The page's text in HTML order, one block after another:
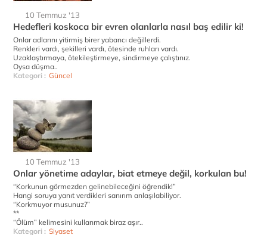
10 Temmuz '13
Hedefleri koskoca bir evren olanlarla nasıl baş edilir ki!
Onlar adlarını yitirmiş birer yabancı değillerdi.
Renkleri vardı, şekilleri vardı, ötesinde ruhları vardı.
Uzaklaştırmaya, ötekileştirmeye, sindirmeye çalıştınız.
Oysa düşma..
Kategori : Güncel
10 Temmuz '13
Onlar yönetime adaylar, biat etmeye değil, korkulan bu!
“Korkunun görmezden gelinebileceğini öğrendik!”
Hangi soruya yanıt verdikleri sanırım anlaşılabiliyor.
“Korkmuyor musunuz?”
**
“Ölüm” kelimesini kullanmak biraz aşır..
Kategori : Siyaset